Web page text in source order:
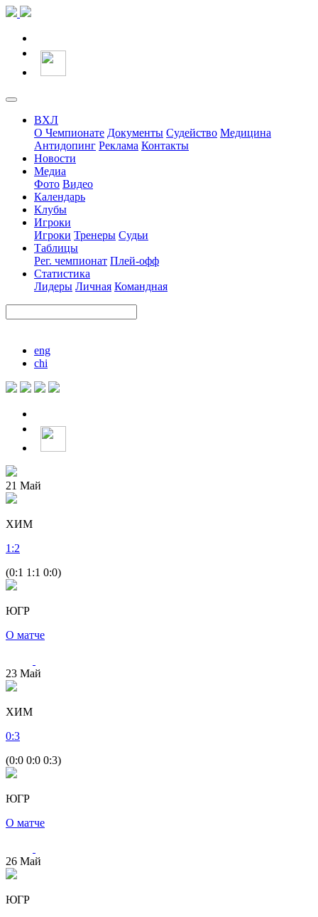
ВХЛ
О Чемпионате Документы Судейство Медицина
Антидопинг Реклама Контакты
Новости
Медиа
Фото Видео
Календарь
Клубы
Игроки
Игроки Тренеры Судьи
Таблицы
Рег. чемпионат Плей-офф
Статистика
Лидеры Личная Командная
eng
chi
21 Май
ХИМ
1 :2
(0:1 1:1 0:0)
ЮГР
О матче
23 Май
ХИМ
0:3
(0:0 0:0 0:3)
ЮГР
О матче
26 Май
ЮГР